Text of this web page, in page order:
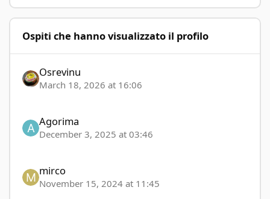
Ospiti che hanno visualizzato il profilo
Osrevinu
March 18, 2026 at 16:06
Agorima
December 3, 2025 at 03:46
mirco
November 15, 2024 at 11:45